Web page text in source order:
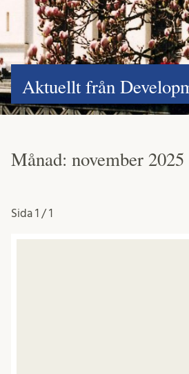
Aktuellt från
Månad: november 2025
Sida 1 / 1